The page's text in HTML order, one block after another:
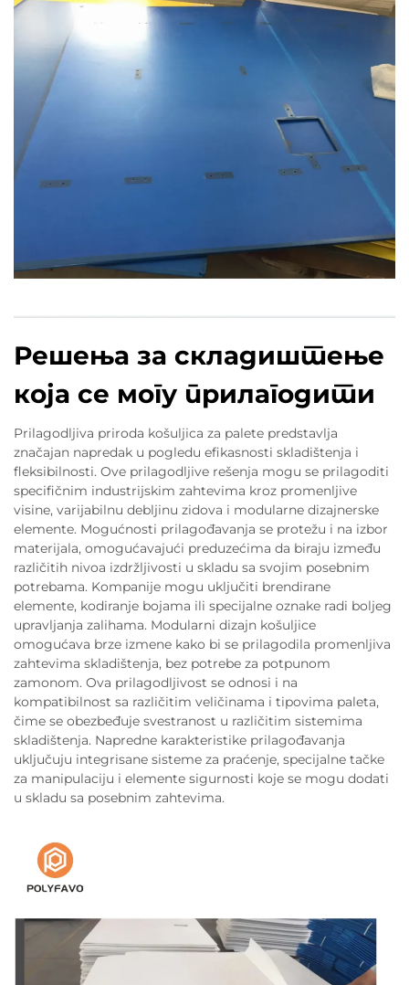
Решења за складиштење
која се могу прилагодити
Prilagodljiva priroda košuljica za palete predstavlja
značajan napredak u pogledu efikasnosti skladištenja i
fleksibilnosti. Ove prilagodljive rešenja mogu se prilagoditi
specifičnim industrijskim zahtevima kroz promenljive
visine, varijabilnu debljinu zidova i modularne dizajnerske
elemente. Mogućnosti prilagođavanja se protežu i na izbor
materijala, omogućavajući preduzećima da biraju između
različitih nivoa izdržljivosti u skladu sa svojim posebnim
potrebama. Kompanije mogu uključiti brendirane
elemente, kodiranje bojama ili specijalne oznake radi boljeg
upravljanja zalihama. Modularni dizajn košuljice
omogućava brze izmene kako bi se prilagodila promenljiva
zahtevima skladištenja, bez potrebe za potpunom
zamonom. Ova prilagodljivost se odnosi i na
kompatibilnost sa različitim veličinama i tipovima paleta,
čime se obezbeđuje svestranost u različitim sistemima
skladištenja. Napredne karakteristike prilagođavanja
uključuju integrisane sisteme za praćenje, specijalne tačke
za manipulaciju i elemente sigurnosti koje se mogu dodati
u skladu sa posebnim zahtevima.